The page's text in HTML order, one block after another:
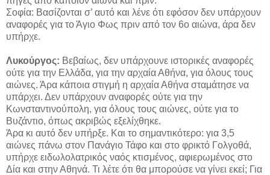
Σοφία: Βασίζονται σ’ αυτό και λένε ότι εφόσον δεν υπάρχουν
αναφορές για το Άγιο Φως πριν από τον 6ο αιώνα, άρα δεν
υπήρχε.
Λυκούργος: Βεβαίως, δεν υπάρχουνε ιστορικές αναφορές
ούτε για την Ελλάδα, για την αρχαία Αθήνα, για όλους τους
αιώνες. Άρα κάποια στιγμή η αρχαία Αθήνα σταμάτησε να
υπάρχει. Δεν υπάρχουν αναφορές ούτε για την
Κωνσταντινούπολη, για όλους τους αιώνες, ούτε για το
Βυζάντιο, όπως ακριβώς εξελίχθηκε.
Άρα κι αυτό δεν υπήρξε. Και το σημαντικότερο: για 3,5
αιώνες πάνω στον Πανάγιο Τάφο και στο φρικτό Γολγοθά,
υπήρχε ειδωλολατρικός ναός κτισμένος, αφιερωμένος στο
Δία και στην Αθηνά. Τι λέτε ότι θα μπορούσε να γίνει εκεί; Για